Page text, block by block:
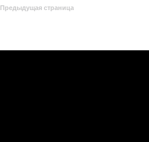
Предыдущая страница